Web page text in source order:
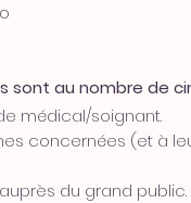
sont au nombre de
médical/soignant.
concernées (et à
du grand public.